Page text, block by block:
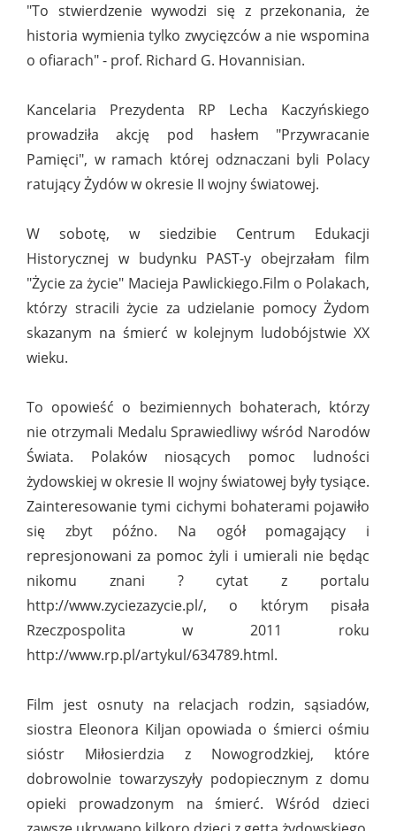
"To stwierdzenie wywodzi się z przekonania, że
historia wymienia tylko zwycięzców a nie wspomina
o ofiarach" - prof. Richard G. Hovannisian.
Kancelaria Prezydenta RP Lecha Kaczyńskiego
prowadziła akcję pod hasłem "Przywracanie
Pamięci", w ramach której odznaczani byli Polacy
ratujący Żydów w okresie II wojny światowej.
W sobotę, w siedzibie Centrum Edukacji
Historycznej w budynku PAST-y obejrzałam film
"Życie za życie" Macieja Pawlickiego.Film o Polakach,
którzy stracili życie za udzielanie pomocy Żydom
skazanym na śmierć w kolejnym ludobójstwie XX
wieku.
To opowieść o bezimiennych bohaterach, którzy
nie otrzymali Medalu Sprawiedliwy wśród Narodów
Świata. Polaków niosących pomoc ludności
żydowskiej w okresie II wojny światowej były tysiące.
Zainteresowanie tymi cichymi bohaterami pojawiło
się zbyt późno. Na ogół pomagający i
represjonowani za pomoc żyli i umierali nie będąc
nikomu znani ? cytat z portalu
http://www.zyciezazycie.pl/, o którym pisała
Rzeczpospolita w 2011 roku
http://www.rp.pl/artykul/634789.html.
Film jest osnuty na relacjach rodzin, sąsiadów,
siostra Eleonora Kiljan opowiada o śmierci ośmiu
sióstr Miłosierdzia z Nowogrodzkiej, które
dobrowolnie towarzyszyły podopiecznym z domu
opieki prowadzonym na śmierć. Wśród dzieci